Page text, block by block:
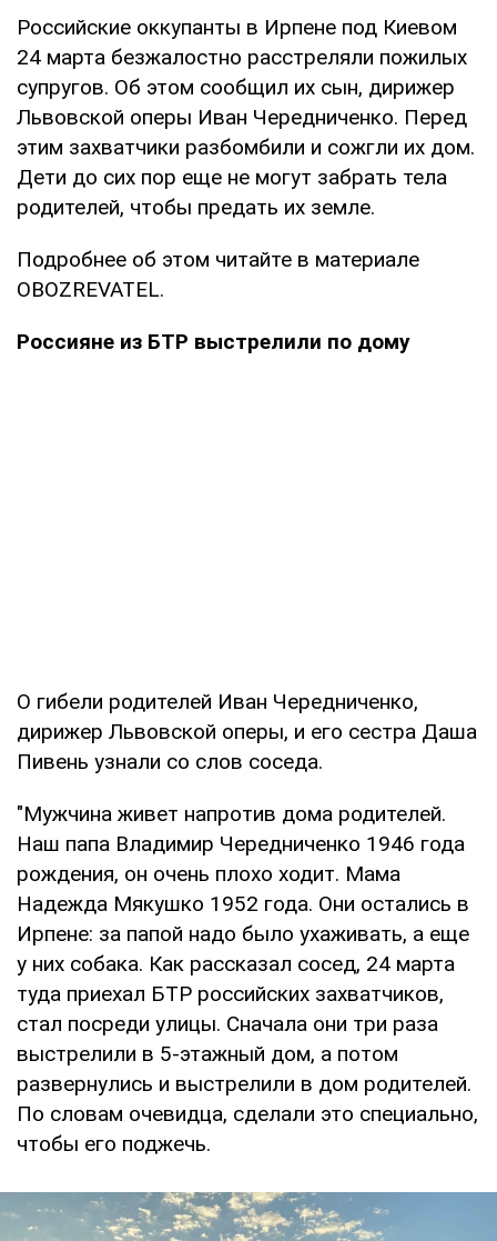
Российские оккупанты в Ирпене под Киевом
24 марта безжалостно расстреляли пожилых
супругов. Об этом сообщил их сын, дирижер
Львовской оперы Иван Чередниченко. Перед
этим захватчики разбомбили и сожгли их дом.
Дети до сих пор еще не могут забрать тела
родителей, чтобы предать их земле.
Подробнее об этом читайте в материале
OBOZREVATEL.
Россияне из БТР выстрелили по дому
О гибели родителей Иван Чередниченко,
дирижер Львовской оперы, и его сестра Даша
Пивень узнали со слов соседа.
"Мужчина живет напротив дома родителей.
Наш папа Владимир Чередниченко 1946 года
рождения, он очень плохо ходит. Мама
Надежда Мякушко 1952 года. Они остались в
Ирпене: за папой надо было ухаживать, а еще
у них собака. Как рассказал сосед, 24 марта
туда приехал БТР российских захватчиков,
стал посреди улицы. Сначала они три раза
выстрелили в 5-этажный дом, а потом
развернулись и выстрелили в дом родителей.
По словам очевидца, сделали это специально,
чтобы его поджечь.